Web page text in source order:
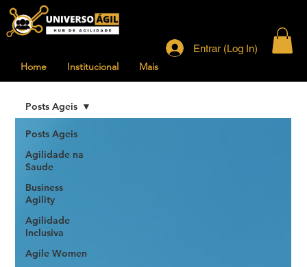
Home Institucional Mais
Entrar (Log In)
Posts Ageis
Agilidade na
Saude
Business
Agility
Agilidade
Inclusiva
Agile Women
Posts Ageis